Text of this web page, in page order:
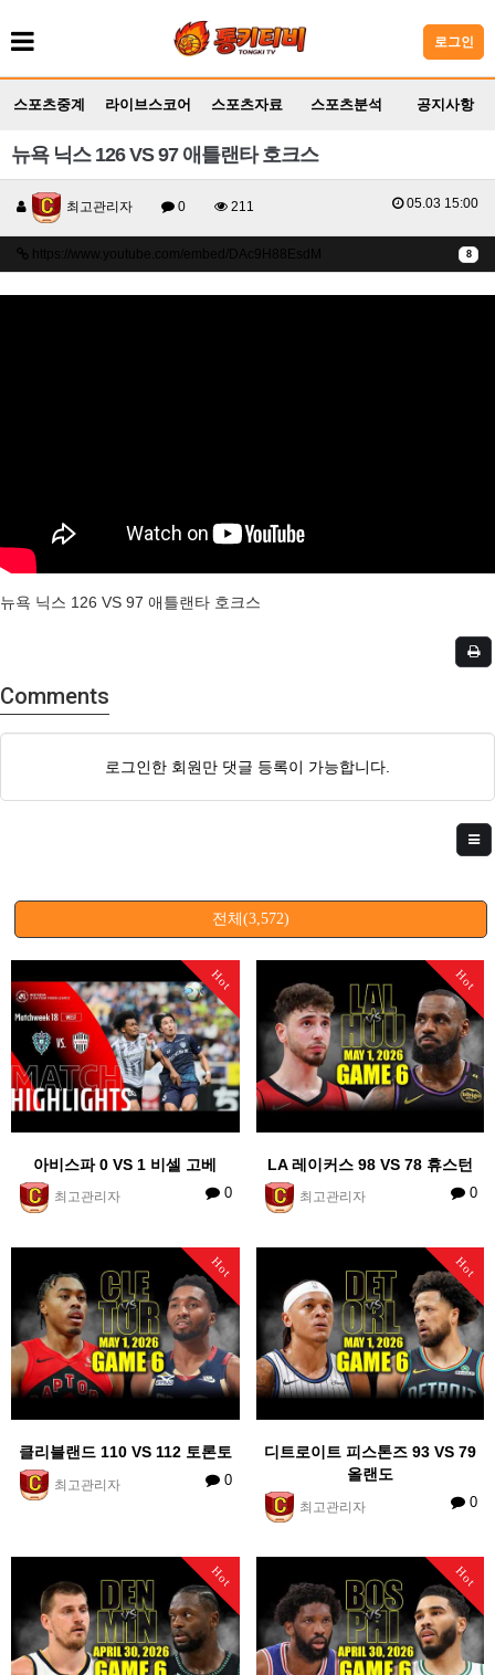
로그인
스포츠중계 라이브스코어 스포츠자료 스포츠분석 공지사항
뉴욕 닉스 126 VS 97 애틀랜타 호크스
최고관리자 0 211 05.03 15:00
8
https://www.youtube.com/embed/DAc9H88EsdM
뉴욕 닉스 126 VS 97 애틀랜타 호크스
Comments
로그인한 회원만 댓글 등록이 가능합니다.
전체(3,572)
Hot
아비스파 0 VS 1 비셀 고베
최고관리자 0
Hot
LA 레이커스 98 VS 78 휴스턴
최고관리자 0
Hot
클리블랜드 110 VS 112 토론토
최고관리자 0
Hot
디트로이트 피스톤즈 93 VS 79
올랜도
최고관리자 0
Hot Hot